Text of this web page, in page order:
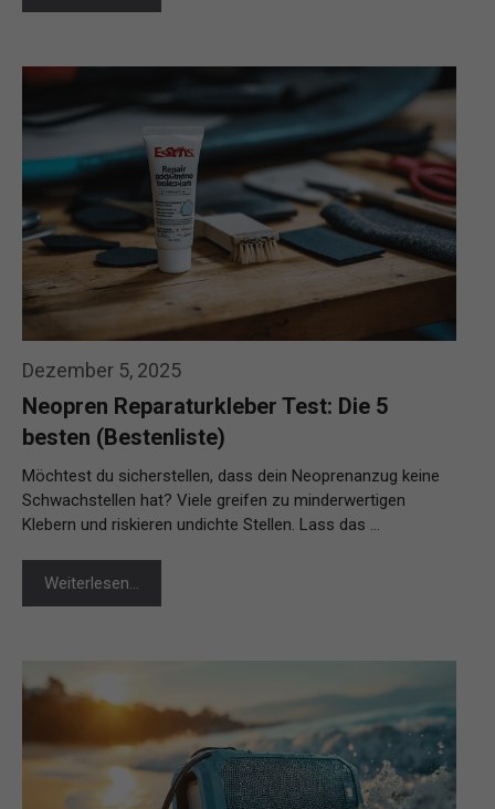
Dezember 5, 2025
Neopren Reparaturkleber Test: Die 5
besten (Bestenliste)
Möchtest du sicherstellen, dass dein Neoprenanzug keine
Schwachstellen hat? Viele greifen zu minderwertigen
Klebern und riskieren undichte Stellen. Lass das …
Weiterlesen…